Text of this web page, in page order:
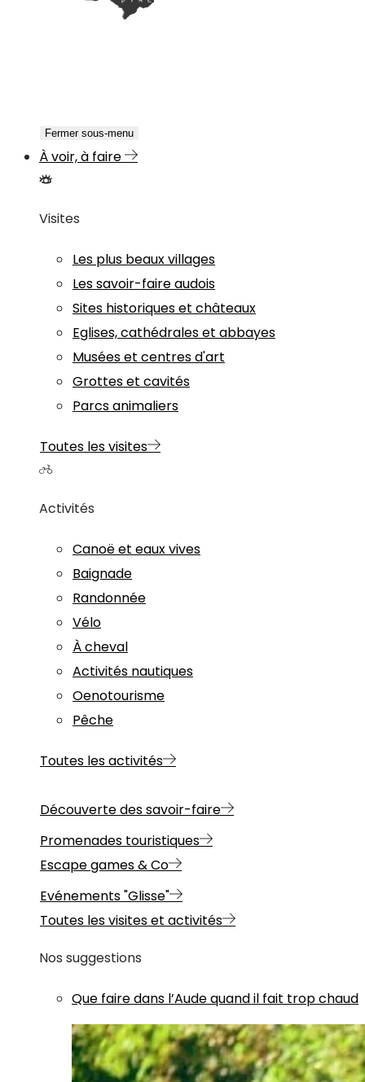
Fermer sous-menu
À voir, à faire
Visites
Les plus beaux villages
Les savoir-faire audois
Sites historiques et châteaux
Eglises, cathédrales et abbayes
Musées et centres d'art
Grottes et cavités
Parcs animaliers
Toutes les visites
Activités
Canoë et eaux vives
Baignade
Randonnée
Vélo
À cheval
Activités nautiques
Oenotourisme
Pêche
Toutes les activités
Découverte des savoir-faire
Promenades touristiques
Escape games & Co
Evénements "Glisse"
Toutes les visites et activités
Nos suggestions
Que faire dans l’Aude quand il fait trop chaud